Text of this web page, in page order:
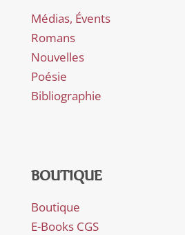
Médias, Évents
Romans
Nouvelles
Poésie
Bibliographie
BOUTIQUE
Boutique
E-Books CGS